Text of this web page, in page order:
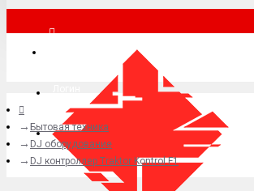
+7 (495) 015-41-41
Бытовая техника
DJ оборудование
DJ контроллер Traktor Kontrol F1